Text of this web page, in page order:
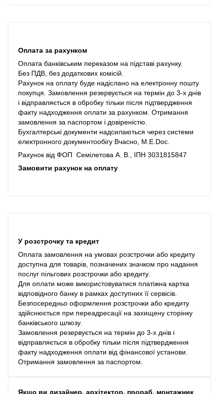
Оплата за рахунком
Оплата банківським переказом на підставі рахунку.
Без ПДВ, без додаткових комісій.
Рахунок на оплату буде надіслано на електронну пошту
покупця. Замовлення резервується на термін до 3-х днів
і відправляється в обробку тільки після підтвердження
факту надходження оплати за рахунком. Отримання
замовлення за паспортом і довіреністю.
Бухгалтерські документи надсилаються через системи
електронного документообігу Вчасно, M.E.Doc.
Рахунок від ФОП Семілетова А. В., ІПН 3031815847
Замовити рахунок на оплату
У розстрочку та кредит
Оплата замовлення на умовах розстрочки або кредиту
доступна для товарів, позначених значком про надання
послуг пільгових розстрочки або кредиту.
Для оплати може використовуватися платіжна картка
відповідного банку в рамках доступних її сервісів.
Безпосередньо оформлення розстрочки або кредиту
здійснюється при переадресації на захищену сторінку
банківського шлюзу.
Замовлення резервується на термін до 3-х днів і
відправляється в обробку тільки після підтвердження
факту надходження оплати від фінансової установи.
Отримання замовлення за паспортом.
Якщо ви дизайнер, архітектор, прораб, монтажник